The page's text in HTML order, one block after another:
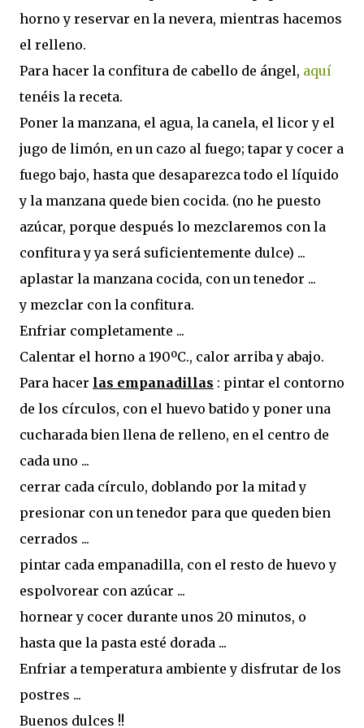
horno y reservar en la nevera, mientras hacemos
el relleno.
Para hacer la confitura de cabello de ángel, aquí
tenéis la receta.
Poner la manzana, el agua, la canela, el licor y el
jugo de limón, en un cazo al fuego; tapar y cocer a
fuego bajo, hasta que desaparezca todo el líquido
y la manzana quede bien cocida. (no he puesto
azúcar, porque después lo mezclaremos con la
confitura y ya será suficientemente dulce) ...
aplastar la manzana cocida, con un tenedor ...
y mezclar con la confitura.
Enfriar completamente ...
Calentar el horno a 190ºC., calor arriba y abajo.
Para hacer las empanadillas : pintar el contorno
de los círculos, con el huevo batido y poner una
cucharada bien llena de relleno, en el centro de
cada uno ...
cerrar cada círculo, doblando por la mitad y
presionar con un tenedor para que queden bien
cerrados ...
pintar cada empanadilla, con el resto de huevo y
espolvorear con azúcar ...
hornear y cocer durante unos 20 minutos, o
hasta que la pasta esté dorada ...
Enfriar a temperatura ambiente y disfrutar de los
postres ...
Buenos dulces !!